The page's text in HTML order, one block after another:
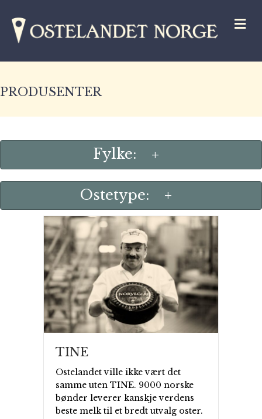
PRODUSENTER
Fylke: +
Ostetype: +
TINE
Ostelandet ville ikke vært det
samme uten TINE. 9000 norske
bønder leverer kanskje verdens
beste melk til et bredt utvalg oster.